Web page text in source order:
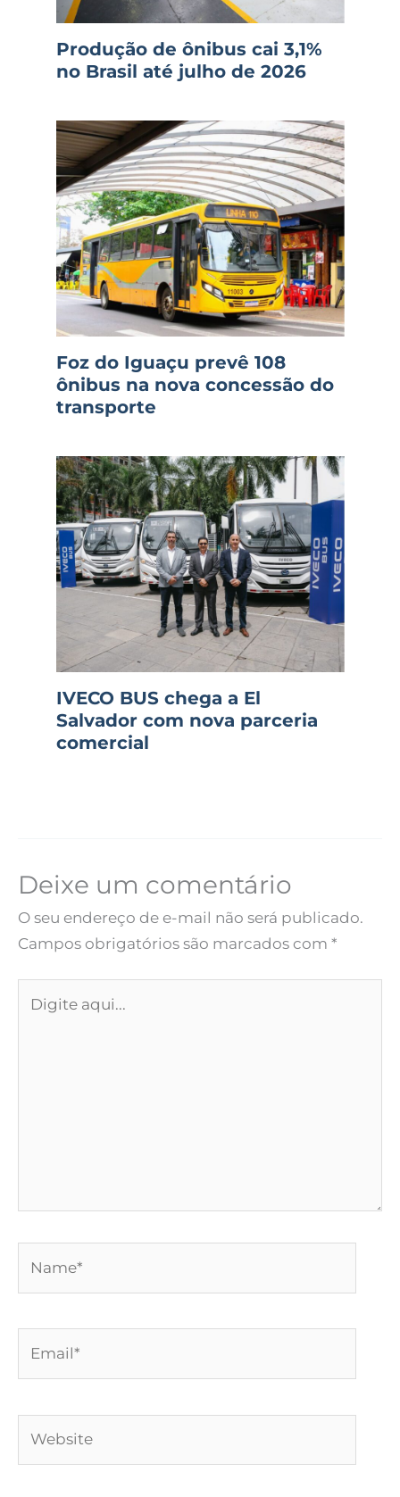
Produção de ônibus cai 3,1%
no Brasil até julho de 2026
Foz do Iguaçu prevê 108
ônibus na nova concessão do
transporte
IVECO BUS chega a El
Salvador com nova parceria
comercial
Deixe um comentário
O seu endereço de e-mail não será publicado.
Campos obrigatórios são marcados com *
aqui...